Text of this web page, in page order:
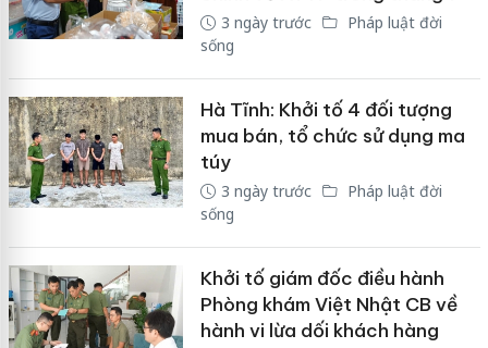
3 ngày trước
Pháp luật đời
sống
Hà Tĩnh: Khởi tố 4 đối tượng
mua bán, tổ chức sử dụng ma
túy
3 ngày trước
Pháp luật đời
sống
Khởi tố giám đốc điều hành
Phòng khám Việt Nhật CB về
hành vi lừa dối khách hàng